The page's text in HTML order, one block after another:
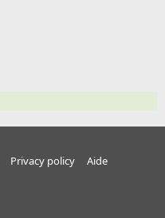
Privacy policy
Aide